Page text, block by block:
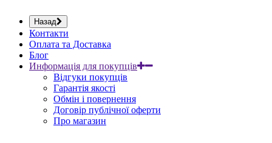
Назад
Контакти
Оплата та Доставка
Блог
Информація для покупців
Відгуки покупців
Гарантія якості
Обмін і повернення
Договір публічної оферти
Про магазин